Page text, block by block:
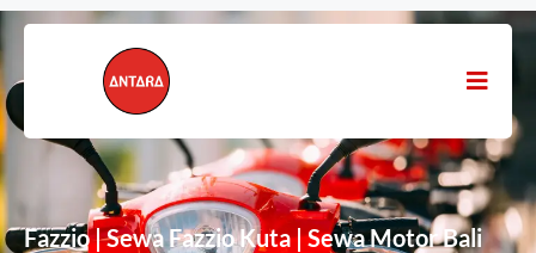
Fazzio | Sewa Fazzio Kuta | Sewa Motor Bali